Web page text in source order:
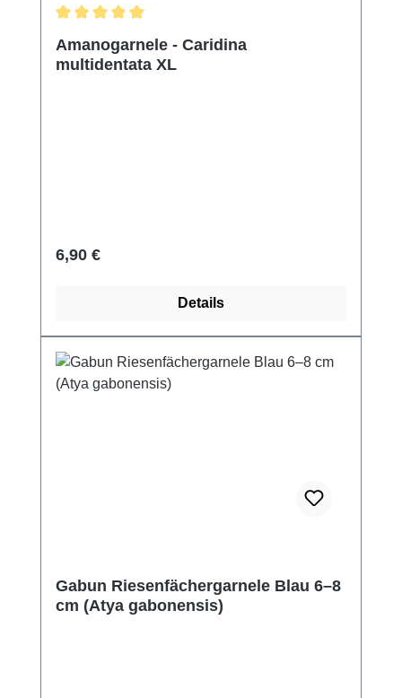
Amanogarnele - Caridina
multidentata XL
Regulärer Preis:
6,90 €
Details
Gabun Riesenfächergarnele Blau 6–8
cm (Atya gabonensis)